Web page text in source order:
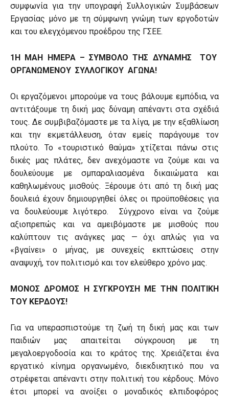
συμφωνία για την υπογραφή Συλλογικών Συμβάσεων
Εργασίας μόνο με τη σύμφωνη γνώμη των εργοδοτών
και του ελεγχόμενου προέδρου της ΓΣΕΕ.
1Η ΜΑΗ ΗΜΕΡΑ – ΣΥΜΒΟΛΟ ΤΗΣ ΔΥΝΑΜΗΣ ΤΟΥ
ΟΡΓΑΝΩΜΕΝΟΥ ΣΥΛΛΟΓΙΚΟΥ ΑΓΩΝΑ!
Οι εργαζόμενοι μπορούμε να τους βάλουμε εμπόδια, να
αντιτάξουμε τη δική μας δύναμη απέναντι στα σχέδιά
τους. Δε συμβιβαζόμαστε με τα λίγα, με την εξαθλίωση
και την εκμετάλλευση, όταν εμείς παράγουμε τον
πλούτο. Το «τουριστικό θαύμα» χτίζεται πάνω στις
δικές μας πλάτες, δεν ανεχόμαστε να ζούμε και να
δουλεύουμε με σμπαραλιασμένα δικαιώματα και
καθηλωμένους μισθούς. Ξέρουμε ότι από τη δική μας
δουλειά έχουν δημιουργηθεί όλες οι προϋποθέσεις για
να δουλεύουμε λιγότερο. Σύγχρονο είναι να ζούμε
αξιοπρεπώς και να αμειβόμαστε με μισθούς που
καλύπτουν τις ανάγκες μας — όχι απλώς για να
«βγαίνει» ο μήνας, με συνεχείς εκπτώσεις στην
αναψυχή, τον πολιτισμό και τον ελεύθερο χρόνο μας.
ΜΟΝΟΣ ΔΡΟΜΟΣ Η ΣΥΓΚΡΟΥΣΗ ΜΕ ΤΗΝ ΠΟΛΙΤΙΚΗ
ΤΟΥ ΚΕΡΔΟΥΣ!
Για να υπερασπιστούμε τη ζωή τη δική μας και των
παιδιών μας απαιτείται σύγκρουση με τη
μεγαλοεργοδοσία και το κράτος της. Χρειάζεται ένα
εργατικό κίνημα οργανωμένο, διεκδικητικό που να
στρέφεται απέναντι στην πολιτική του κέρδους. Μόνο
έτσι μπορεί να ανοίξει ο μοναδικός ελπιδοφόρος